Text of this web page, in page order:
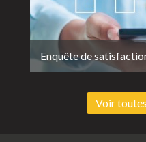
Enquête de
Voir